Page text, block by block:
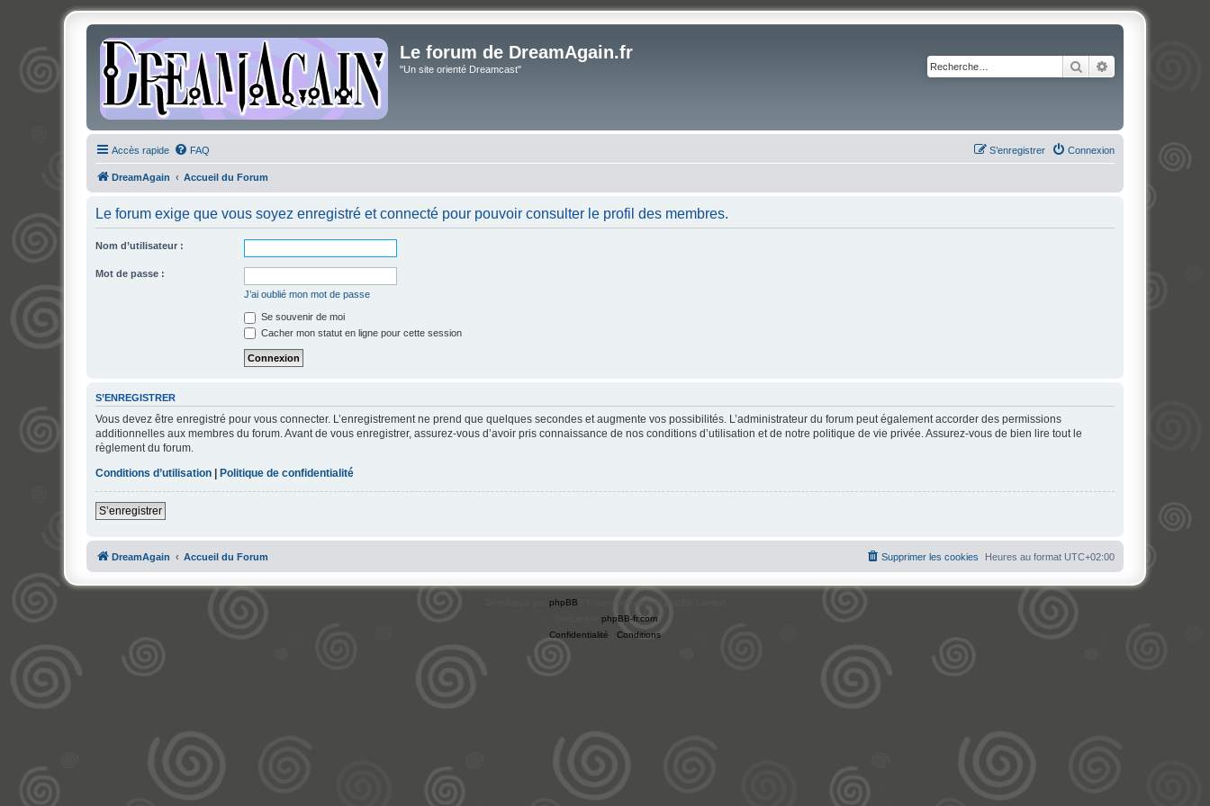
Le forum de DreamAgain.fr
"Un site orienté Dreamcast" Rechercher
Accès rapide FAQ Connexion
S’enregistrer
DreamAgain Accueil du Forum
Le forum exige que vous soyez enregistré et connecté pour pouvoir consulter le profil des membres.
Nom d’utilisateur :
Mot de passe :
J’ai oublié mon mot de passe
Se souvenir de moi
Cacher mon statut en ligne pour cette session
S’ENREGISTRER
Vous devez être enregistré pour vous connecter. L’enregistrement ne prend que quelques secondes et augmente vos possibilités. L’administrateur du forum peut également accorder des permissions
additionnelles aux membres du forum. Avant de vous enregistrer, assurez-vous d’avoir pris connaissance de nos conditions d’utilisation et de notre politique de vie privée. Assurez-vous de bien lire tout le
règlement du forum.
Conditions d’utilisation | Politique de confidentialité
S’enregistrer
DreamAgain Accueil du Forum Heures au format UTC+02:00
Supprimer les cookies
phpBB
phpBB-fr.com
Confidentialité
Conditions